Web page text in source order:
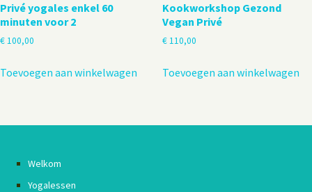
Privé yogales enkel 60
minuten voor 2
€100,00
Toevoegen aan winkelwagen
Kookworkshop Gezond
Vegan Privé
€110,00
Toevoegen aan winkelwagen
Welkom
Yogalessen